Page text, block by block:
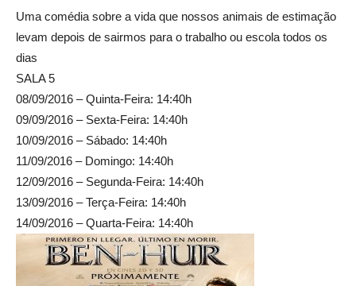
Uma comédia sobre a vida que nossos animais de estimação
levam depois de sairmos para o trabalho ou escola todos os
dias
SALA 5
08/09/2016 – Quinta-Feira: 14:40h
09/09/2016 – Sexta-Feira: 14:40h
10/09/2016 – Sábado: 14:40h
11/09/2016 – Domingo: 14:40h
12/09/2016 – Segunda-Feira: 14:40h
13/09/2016 – Terça-Feira: 14:40h
14/09/2016 – Quarta-Feira: 14:40h